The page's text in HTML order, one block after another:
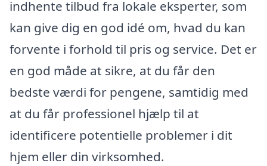
indhente tilbud fra lokale eksperter, som
kan give dig en god idé om, hvad du kan
forvente i forhold til pris og service. Det er
en god måde at sikre, at du får den
bedste værdi for pengene, samtidig med
at du får professionel hjælp til at
identificere potentielle problemer i dit
hjem eller din virksomhed.